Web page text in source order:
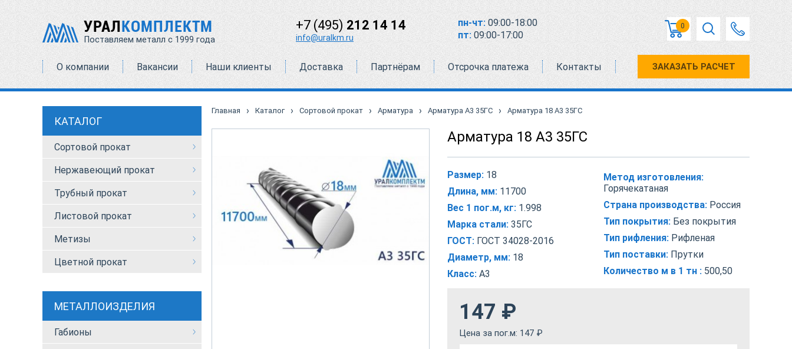
УРАЛКОМПЛЕКТМ
Поставляем металл с 1999 года
+7 (495) 212 14 14
info@uralkm.ru
пн-чт: 09:00-18:00
пт: 09:00-17:00
0
О компании Вакансии Наши клиенты Доставка Партнёрам Отсрочка платежа Контакты ЗАКАЗАТЬ РАСЧЕТ
КАТАЛОГ
Сортовой прокат
Нержавеющий прокат
Трубный прокат
Листовой прокат
Метизы
Цветной прокат
МЕТАЛЛОИЗДЕЛИЯ
Габионы
Главная › Каталог › Сортовой прокат › Арматура › Арматура А3 35ГС › Арматура 18 А3 35ГС
Арматура 18 А3 35ГС
Размер: 18
Длина, мм: 11700
Вес 1 пог.м, кг: 1.998
Марка стали: 35ГС
ГОСТ: ГОСТ 34028-2016
Диаметр, мм: 18
Класс: А3
Метод изготовления:
Горячекатаная
Страна производства: Россия
Тип покрытия: Без покрытия
Тип рифления: Рифленая
Тип поставки: Прутки
Количество м в 1 тн : 500,50
147 ₽
Цена за пог.м: 147 ₽